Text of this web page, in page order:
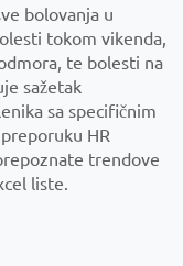
bolovanja u
tokom vikenda,
te bolesti na
sažetak
sa specifičnim
HR
trendove
liste.